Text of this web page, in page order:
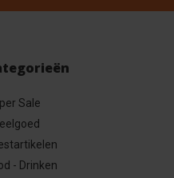
Sale
- Drinken